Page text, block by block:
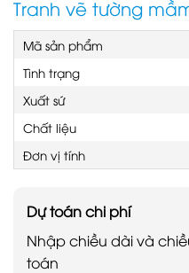
Tranh vẽ tường
Mã sản phẩm
Tình trạng
Xuất sứ
Chất liệu
Đơn vị tính
Dự toán chi phí
Nhập chiều dài và
toán